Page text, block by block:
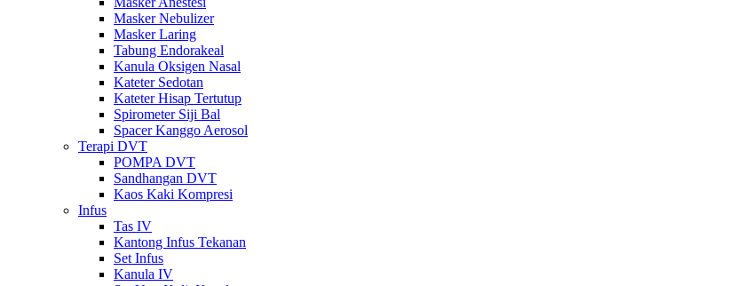
Masker Nebulizer
Masker Laring
Tabung Endorakeal
Kanula Oksigen Nasal
Kateter Sedotan
Kateter Hisap Tertutup
Spirometer Siji Bal
Spacer Kanggo Aerosol
Terapi DVT
POMPA DVT
Sandhangan DVT
Kaos Kaki Kompresi
Infus
Tas IV
Kantong Infus Tekanan
Set Infus
Kanula IV